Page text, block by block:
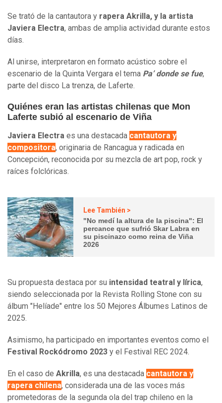
Se trató de la cantautora y rapera Akrilla, y la artista
Javiera Electra, ambas de amplia actividad durante estos
días.
Al unirse, interpretaron en formato acústico sobre el
escenario de la Quinta Vergara el tema Pa’ donde se fue,
parte del disco La trenza, de Laferte.
Quiénes eran las artistas chilenas que Mon
Laferte subió al escenario de Viña
Javiera Electra es una destacada cantautora y
compositora, originaria de Rancagua y radicada en
Concepción, reconocida por su mezcla de art pop, rock y
raíces folclóricas.
Lee También >
"No medí la altura de la piscina": El
percance que sufrió Skar Labra en
su piscinazo como reina de Viña
2026
Su propuesta destaca por su intensidad teatral y lírica,
siendo seleccionada por la Revista Rolling Stone con su
álbum "Helíade" entre los 50 Mejores Álbumes Latinos de
2025.
Asimismo, ha participado en importantes eventos como el
Festival Rockódromo 2023 y el Festival REC 2024.
En el caso de Akrilla, es una destacada cantautora y
rapera chilena, considerada una de las voces más
prometedoras de la segunda ola del trap chileno en la